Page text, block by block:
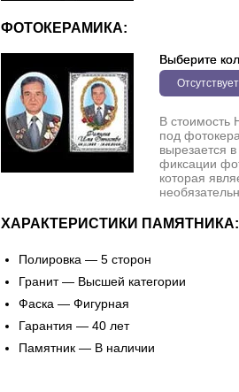
ФОТОКЕРАМИКА:
Выберите
Отсутствует
В стоимость
под
вырезается
фиксации
которая
ХАРАКТЕРИСТИКИ ПАМЯТНИКА:
Полировка — 5 сторон
Гранит — Высшей категории
Фаска — Фигурная
Гарантия — 40 лет
Памятник — В наличии